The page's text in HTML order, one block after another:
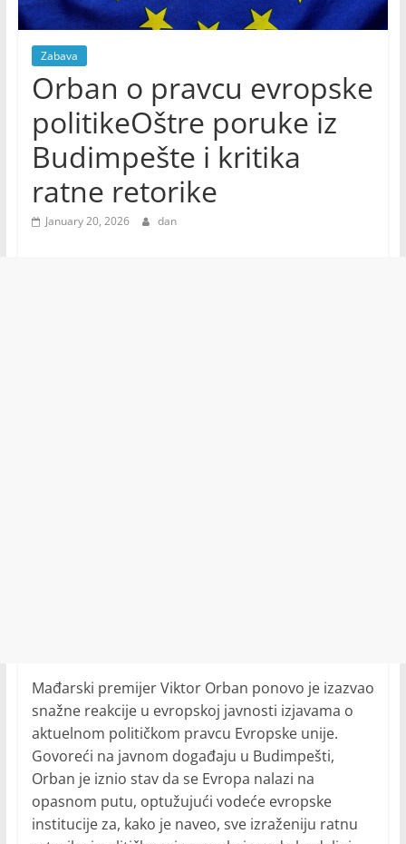
Zabava
Orban o pravcu evropske
politikeOštre poruke iz
Budimpešte i kritika
ratne retorike
January 20, 2026 dan
Mađarski premijer Viktor Orban ponovo je izazvao
snažne reakcije u evropskoj javnosti izjavama o
aktuelnom političkom pravcu Evropske unije.
Govoreći na javnom događaju u Budimpešti,
Orban je iznio stav da se Evropa nalazi na
opasnom putu, optužujući vodeće evropske
institucije za, kako je naveo, sve izraženiju ratnu